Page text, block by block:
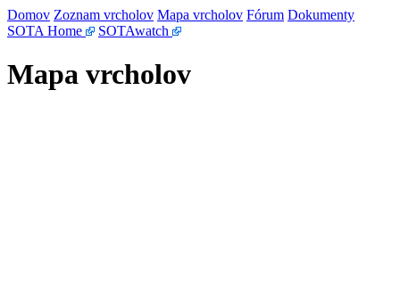
Domov Zoznam vrcholov Mapa vrcholov Fórum Dokumenty
SOTA Home
SOTAwatch
Mapa vrcholov